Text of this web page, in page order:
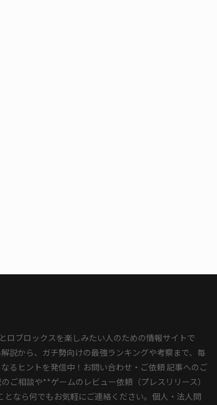
ロブロックスを楽しみたい人のための情報サイトで
説から、ガチ勢向けの最強ランキングや考察まで、毎
るヒントを発信中！お問い合わせ・ご依頼 記事へのご
ご相談や**ゲームのレビュー依頼（プレスリリース）
なら何でもお気軽にご連絡ください。個人・法人問